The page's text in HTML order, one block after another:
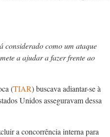
considerado como um ataque
a ajudar a fazer frente ao
(TIAR) buscava adiantar-se à
Unidos asseguravam dessa
a concorrência interna para